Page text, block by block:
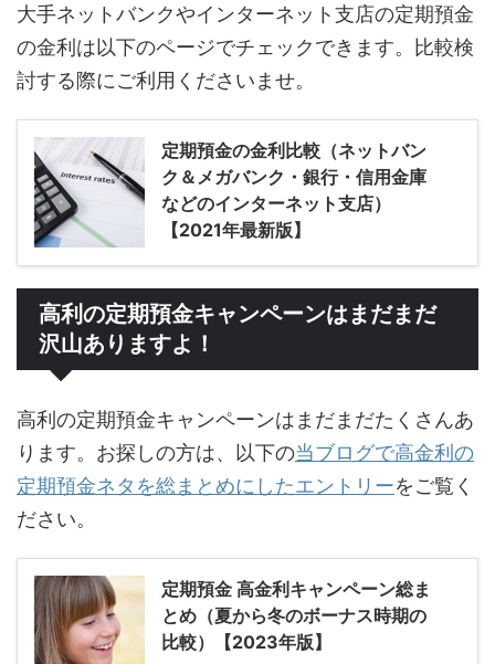
大手ネットバンクやインターネット支店の定期預金
の金利は以下のページでチェックできます。比較検
討する際にご利用くださいませ。
定期預金の金利比較（ネットバン
ク＆メガバンク・銀行・信用金庫
などのインターネット支店）
【2021年最新版】
高利の定期預金キャンペーンはまだまだ
沢山ありますよ！
高利の定期預金キャンペーンはまだまだたくさんあ
ります。お探しの方は、以下の当ブログで高金利の
定期預金ネタを総まとめにしたエントリーをご覧く
ださい。
定期預金 高金利キャンペーン総ま
とめ（夏から冬のボーナス時期の
比較）【2023年版】